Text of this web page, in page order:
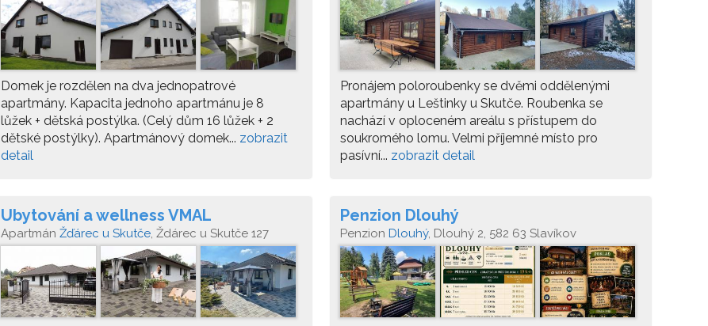
Domek je rozdělen na dva jednopatrové
apartmány. Kapacita jednoho apartmánu je 8
lůžek + dětská postýlka. (Celý dům 16 lůžek + 2
dětské postýlky). Apartmánový domek... zobrazit
detail
Pronájem poloroubenky se dvěmi oddělenými
apartmány u Leštinky u Skutče. Roubenka se
nachází v oploceném areálu s přístupem do
soukromého lomu. Velmi příjemné místo pro
pasívní... zobrazit detail
Ubytování a wellness VMAL
Apartmán Žďárec u Skutče, Ždárec u Skutče 127
Penzion Dlouhý
Penzion Dlouhý, Dlouhý 2, 582 63 Slavíkov